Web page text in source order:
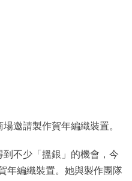
邀請製作賀年編織裝置。
不少「搵銀」的機會，今
年編織裝置。她與製作團隊